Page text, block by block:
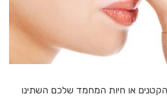
או חיות המחמד שלכם השתינו